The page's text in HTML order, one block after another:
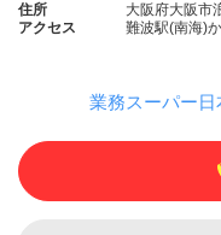
住所
大阪府大阪市
アクセス
難波駅(南海)
業務スーパー日